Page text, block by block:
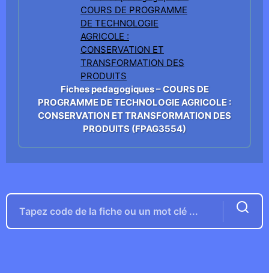
Fiches pedagogiques – COURS DE
PROGRAMME DE TECHNOLOGIE AGRICOLE :
CONSERVATION ET TRANSFORMATION DES
PRODUITS (FPAG3554)